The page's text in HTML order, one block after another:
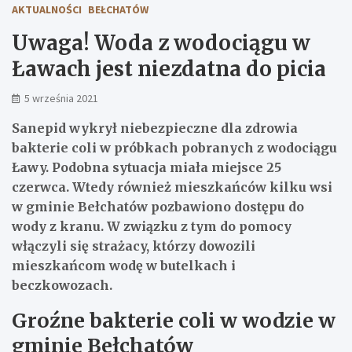
AKTUALNOŚCI BEŁCHATÓW
Uwaga! Woda z wodociągu w
Ławach jest niezdatna do picia
5 września 2021
Sanepid wykrył niebezpieczne dla zdrowia
bakterie coli w próbkach pobranych z wodociągu
Ławy. Podobna sytuacja miała miejsce 25
czerwca. Wtedy również mieszkańców kilku wsi
w gminie Bełchatów pozbawiono dostępu do
wody z kranu. W związku z tym do pomocy
włączyli się strażacy, którzy dowozili
mieszkańcom wodę w butelkach i
beczkowozach.
Groźne bakterie coli w wodzie w
gminie Bełchatów